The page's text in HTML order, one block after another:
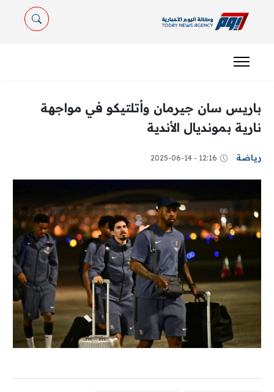
باريس سان جيرمان وأتلتيكو في مواجهة
نارية بمونديال الأندية
رياضة 12:16 - 2025-06-14